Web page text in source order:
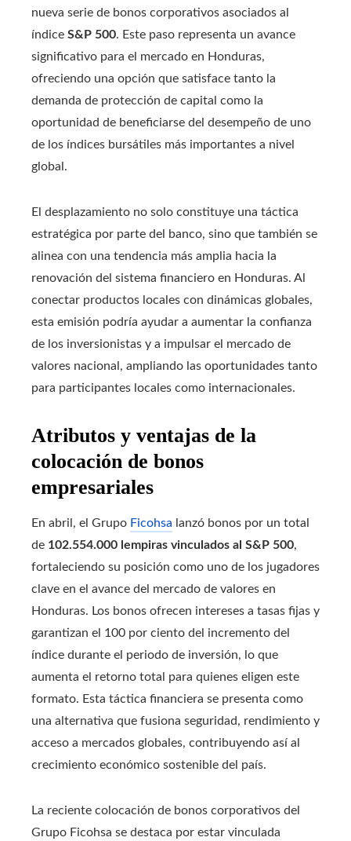
nueva serie de bonos corporativos asociados al
índice S&P 500. Este paso representa un avance
significativo para el mercado en Honduras,
ofreciendo una opción que satisface tanto la
demanda de protección de capital como la
oportunidad de beneficiarse del desempeño de uno
de los índices bursátiles más importantes a nivel
global.
El desplazamiento no solo constituye una táctica
estratégica por parte del banco, sino que también se
alinea con una tendencia más amplia hacia la
renovación del sistema financiero en Honduras. Al
conectar productos locales con dinámicas globales,
esta emisión podría ayudar a aumentar la confianza
de los inversionistas y a impulsar el mercado de
valores nacional, ampliando las oportunidades tanto
para participantes locales como internacionales.
Atributos y ventajas de la
colocación de bonos
empresariales
En abril, el Grupo Ficohsa lanzó bonos por un total
de 102.554.000 lempiras vinculados al S&P 500,
fortaleciendo su posición como uno de los jugadores
clave en el avance del mercado de valores en
Honduras. Los bonos ofrecen intereses a tasas fijas y
garantizan el 100 por ciento del incremento del
índice durante el periodo de inversión, lo que
aumenta el retorno total para quienes eligen este
formato. Esta táctica financiera se presenta como
una alternativa que fusiona seguridad, rendimiento y
acceso a mercados globales, contribuyendo así al
crecimiento económico sostenible del país.
La reciente colocación de bonos corporativos del
Grupo Ficohsa se destaca por estar vinculada